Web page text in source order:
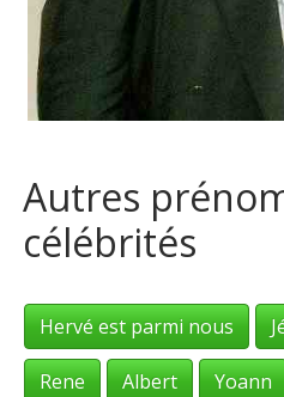
Autres
célébrités
Hervé est parmi nous
Rene Albert Yoann